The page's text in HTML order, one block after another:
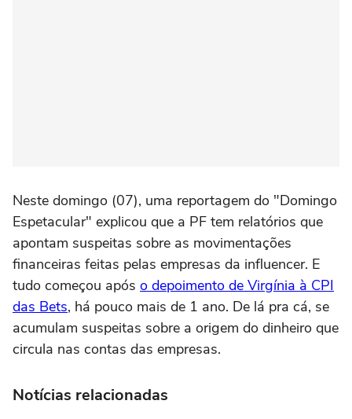
Neste domingo (07), uma reportagem do "Domingo
Espetacular" explicou que a PF tem relatórios que
apontam suspeitas sobre as movimentações
financeiras feitas pelas empresas da influencer. E
tudo começou após o depoimento de Virgínia à CPI
das Bets, há pouco mais de 1 ano. De lá pra cá, se
acumulam suspeitas sobre a origem do dinheiro que
circula nas contas das empresas.
Notícias relacionadas